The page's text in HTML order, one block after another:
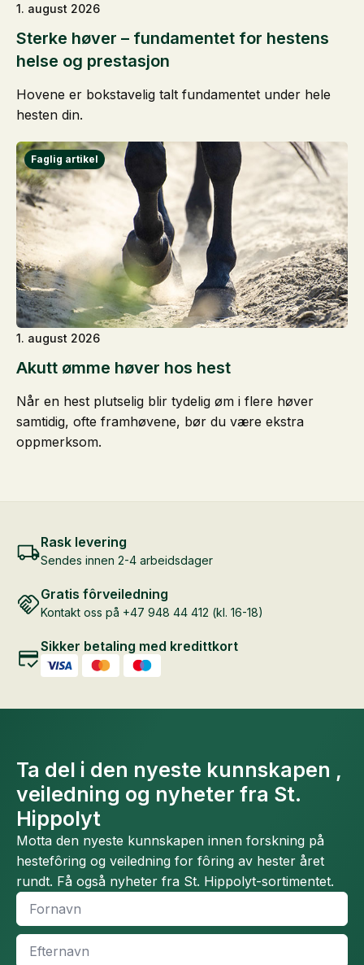
Sterke høver – fundamentet for hestens
helse og prestasjon
1. august 2026
Hovene er bokstavelig talt fundamentet under hele
hesten din.
Akutt ømme høver hos hest
1. august 2026
Når en hest plutselig blir tydelig øm i flere høver
samtidig, ofte framhøvene, bør du være ekstra
oppmerksom.
Rask levering
Sendes innen 2-4 arbeidsdager
Gratis fôrveiledning
Kontakt oss på +47 948 44 412 (kl. 16-18)
Sikker betaling med kredittkort
Ta del i den nyeste kunnskapen ,
veiledning og nyheter fra St.
Hippolyt
Motta den nyeste kunnskapen innen forskning på
hestefôring og veiledning for fôring av hester året
rundt. Få også nyheter fra St. Hippolyt-sortimentet.
Fornavn
Efternavn